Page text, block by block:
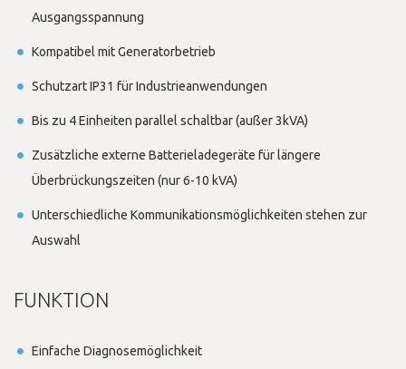
Ausgangsspannung
Kompatibel mit Generatorbetrieb
Schutzart IP31 für Industrieanwendungen
Bis zu 4 Einheiten parallel schaltbar (außer 3kVA)
Zusätzliche externe Batterieladegeräte für längere
Überbrückungszeiten (nur 6-10 kVA)
Unterschiedliche Kommunikationsmöglichkeiten stehen zur
Auswahl
FUNKTION
Einfache Diagnosemöglichkeit